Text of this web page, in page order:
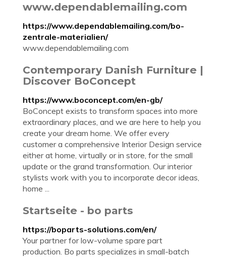
www.dependablemailing.com
https://www.dependablemailing.com/bo-
zentrale-materialien/
www.dependablemailing.com
Contemporary Danish Furniture |
Discover BoConcept
https://www.boconcept.com/en-gb/
BoConcept exists to transform spaces into more
extraordinary places, and we are here to help you
create your dream home. We offer every
customer a comprehensive Interior Design service
either at home, virtually or in store, for the small
update or the grand transformation. Our interior
stylists work with you to incorporate decor ideas,
home ...
Startseite - bo parts
https://boparts-solutions.com/en/
Your partner for low-volume spare part
production. Bo parts specializes in small-batch